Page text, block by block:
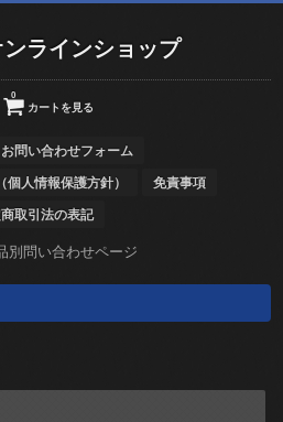
ラインショップ
カートを見る
0
お問い合わせフォーム
人情報保護方針） 免責事項
取引法の表記
別問い合わせページ